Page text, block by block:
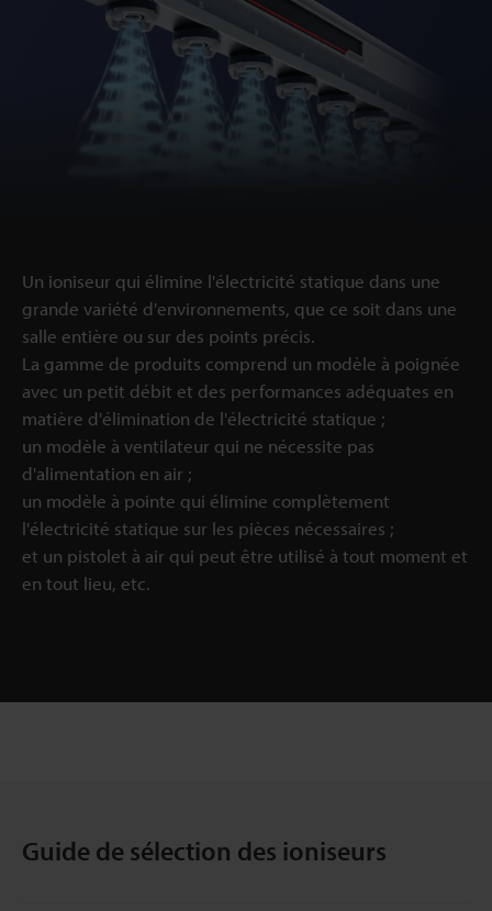
Un ioniseur qui élimine l'électricité statique dans une
grande variété d'environnements, que ce soit dans une
salle entière ou sur des points précis.
La gamme de produits comprend un modèle à poignée
avec un petit débit et des performances adéquates en
matière d'élimination de l'électricité statique ;
un modèle à ventilateur qui ne nécessite pas
d'alimentation en air ;
un modèle à pointe qui élimine complètement
l'électricité statique sur les pièces nécessaires ;
et un pistolet à air qui peut être utilisé à tout moment et
en tout lieu, etc.
Guide de sélection des ioniseurs